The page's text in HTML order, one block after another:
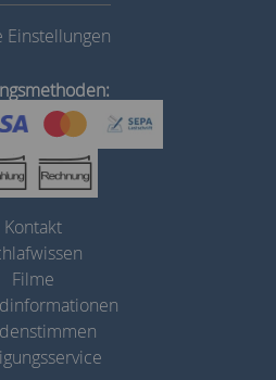
Einstellungen
Kontakt
Filme